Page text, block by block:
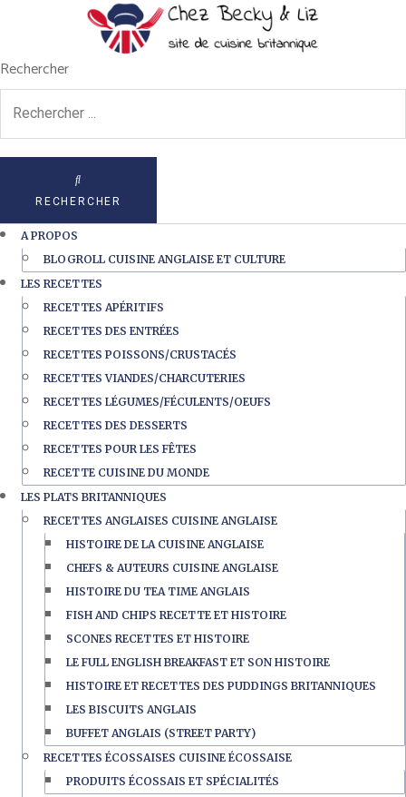
Rechercher
RECHERCHER
A PROPOS
BLOGROLL CUISINE ANGLAISE ET CULTURE
LES RECETTES
RECETTES APÉRITIFS
RECETTES DES ENTRÉES
RECETTES POISSONS/CRUSTACÉS
RECETTES VIANDES/CHARCUTERIES
RECETTES LÉGUMES/FÉCULENTS/OEUFS
RECETTES DES DESSERTS
RECETTES POUR LES FÊTES
RECETTE CUISINE DU MONDE
LES PLATS BRITANNIQUES
RECETTES ANGLAISES CUISINE ANGLAISE
HISTOIRE DE LA CUISINE ANGLAISE
CHEFS & AUTEURS CUISINE ANGLAISE
HISTOIRE DU TEA TIME ANGLAIS
FISH AND CHIPS RECETTE ET HISTOIRE
SCONES RECETTES ET HISTOIRE
LE FULL ENGLISH BREAKFAST ET SON HISTOIRE
HISTOIRE ET RECETTES DES PUDDINGS BRITANNIQUES
LES BISCUITS ANGLAIS
BUFFET ANGLAIS (STREET PARTY)
RECETTES ÉCOSSAISES CUISINE ÉCOSSAISE
PRODUITS ÉCOSSAIS ET SPÉCIALITÉS